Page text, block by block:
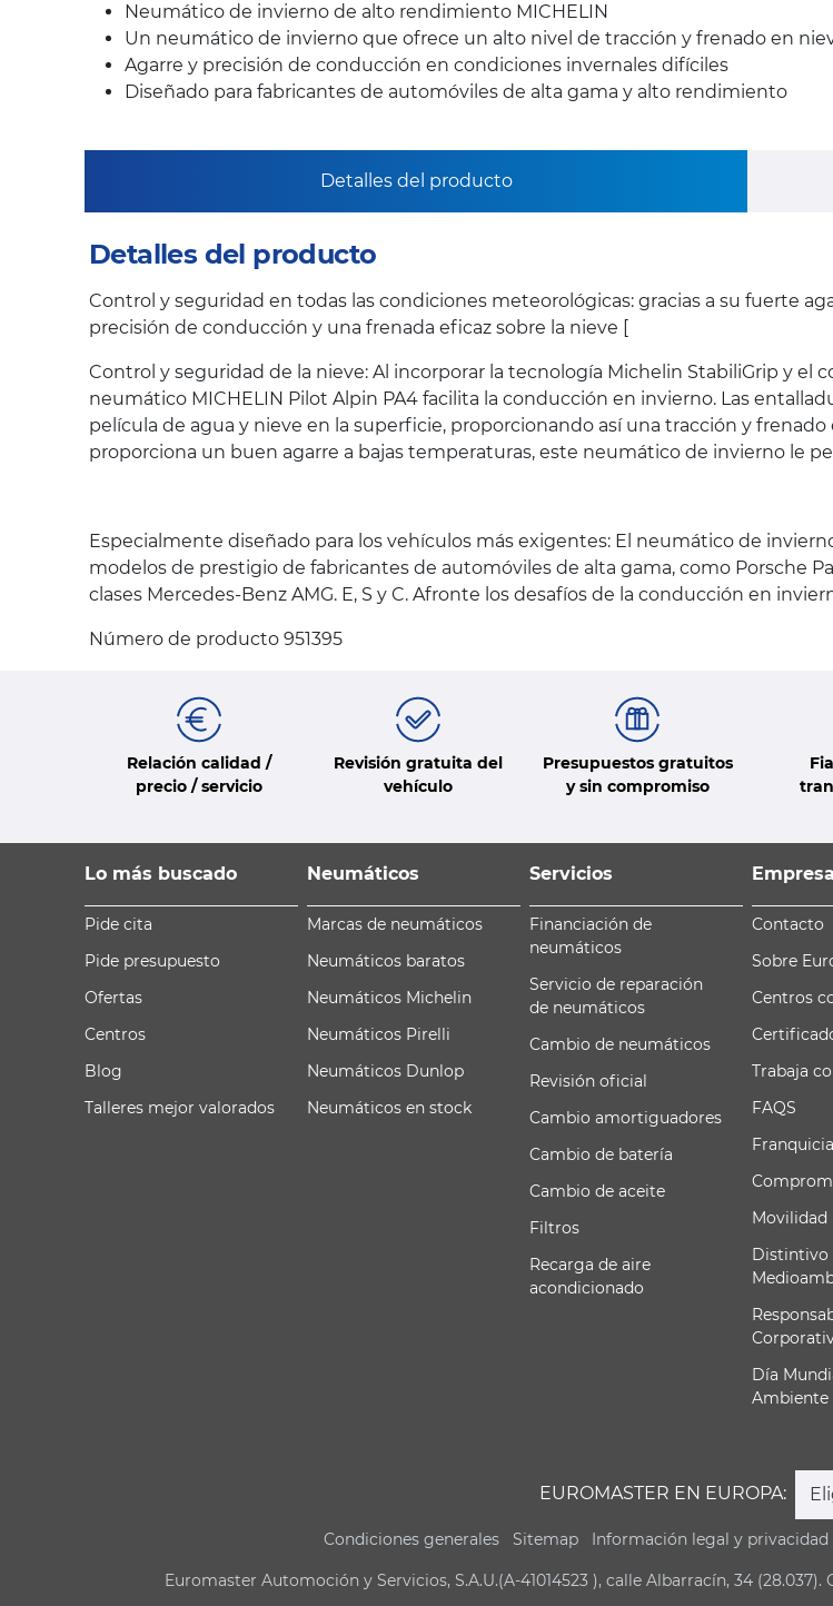
Neumático de invierno de alto rendimiento MICHELIN
Un neumático de invierno que ofrece un alto nivel de tracción y frenado en
Agarre y precisión de conducción en condiciones invernales difíciles
Diseñado para fabricantes de automóviles de alta gama y alto rendimiento
Detalles del producto
Detalles del producto
Control y seguridad en todas las condiciones meteorológicas: gracias a su fuerte
precisión de conducción y una frenada eficaz sobre la nieve [
Control y seguridad de la nieve: Al incorporar la tecnología Michelin StabiliGrip y el
neumático MICHELIN Pilot Alpin PA4 facilita la conducción en invierno. Las
película de agua y nieve en la superficie, proporcionando así una tracción y
proporciona un buen agarre a bajas temperaturas, este neumático de invierno le
Especialmente diseñado para los vehículos más exigentes: El neumático de
modelos de prestigio de fabricantes de automóviles de alta gama, como Porsche
clases Mercedes-Benz AMG. E, S y C. Afronte los desafíos de la conducción en
Número de producto 951395
Relación calidad /
precio / servicio
Revisión gratuita del
vehículo
Presupuestos gratuitos
y sin compromiso
Lo más buscado
Pide cita
Pide presupuesto
Ofertas
Centros
Blog
Talleres mejor valorados
Neumáticos
Marcas de neumáticos
Neumáticos baratos
Neumáticos Michelin
Neumáticos Pirelli
Neumáticos Dunlop
Neumáticos en stock
Servicios
Financiación de
neumáticos
Servicio de reparación
de neumáticos
Cambio de neumáticos
Revisión oficial
Cambio amortiguadores
Cambio de batería
Cambio de aceite
Filtros
Recarga de aire
acondicionado
Empresa
Contacto
Sobre
Centros
Trabaja
FAQS
Franquicia
Movilidad
Distintivo
Día
Ambiente
EUROMASTER EN EUROPA:
Condiciones generales Sitemap Información legal y privacidad
Euromaster Automoción y Servicios, S.A.U.(A-41014523 ), calle Albarracín, 34